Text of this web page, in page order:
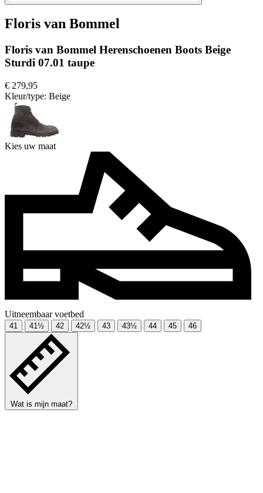
Floris van Bommel
Floris van Bommel Herenschoenen Boots Beige
Sturdi 07.01 taupe
€ 279,95
Kleur/type: Beige
Kies uw maat
Uitneembaar voetbed
41 41½ 42 42½ 43 43½ 44 45 46
Wat is mijn maat?